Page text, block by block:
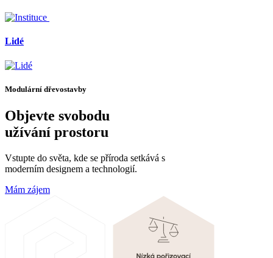
Lidé
Modulární dřevostavby
Objevte svobodu
užívání prostoru
Vstupte do světa, kde se příroda setkává s
moderním designem a technologií.
Mám zájem